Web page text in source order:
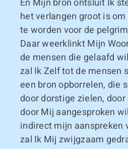
En Mijn bron ontsluit Ik
het verlangen groot is
te worden voor de
Daar weerklinkt Mijn
de mensen die gelaafd
zal Ik Zelf tot de mensen
een bron opborrelen, die
door dorstige zielen,
door Mij aangesproken
indirect mijn aanspreken
zal Ik Mij zwijgzaam